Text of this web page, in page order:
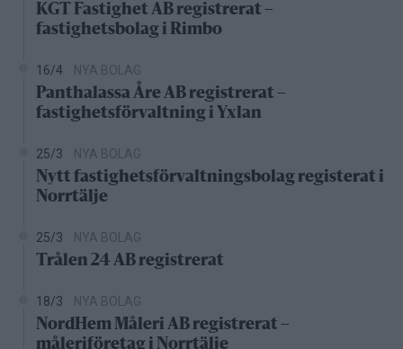
KGT Fastighet AB registrerat –
fastighetsbolag i Rimbo
16/4 NYA BOLAG
Panthalassa Åre AB registrerat –
fastighetsförvaltning i Yxlan
25/3 NYA BOLAG
Nytt fastighetsförvaltningsbolag registerat i
Norrtälje
25/3 NYA BOLAG
Trålen 24 AB registrerat
18/3 NYA BOLAG
NordHem Måleri AB registrerat –
måleriföretag i Norrtälje